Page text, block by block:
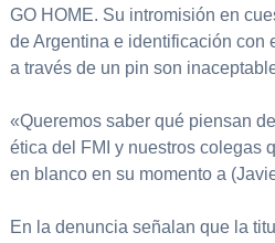
GO HOME. Su intromisión en
de Argentina e identificación con
a través de un pin son
«Queremos saber qué piensan
ética del FMI y nuestros colegas
en blanco en su momento a
En la denuncia señalan que la